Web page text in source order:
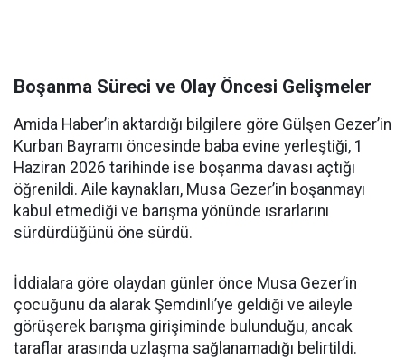
Boşanma Süreci ve Olay Öncesi Gelişmeler
Amida Haber’in aktardığı bilgilere göre Gülşen Gezer’in
Kurban Bayramı öncesinde baba evine yerleştiği, 1
Haziran 2026 tarihinde ise boşanma davası açtığı
öğrenildi. Aile kaynakları, Musa Gezer’in boşanmayı
kabul etmediği ve barışma yönünde ısrarlarını
sürdürdüğünü öne sürdü.
İddialara göre olaydan günler önce Musa Gezer’in
çocuğunu da alarak Şemdinli’ye geldiği ve aileyle
görüşerek barışma girişiminde bulunduğu, ancak
taraflar arasında uzlaşma sağlanamadığı belirtildi.